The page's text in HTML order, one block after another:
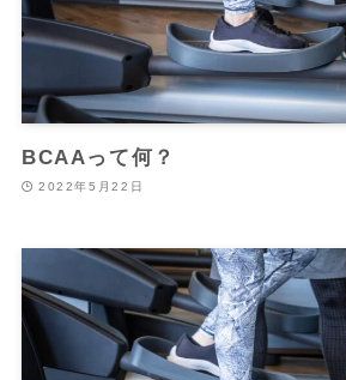
BCAAって何？
2022年5月22日